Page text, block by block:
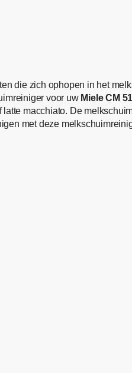
die zich ophopen in het
voor uw Miele CM
macchiato. De
met deze